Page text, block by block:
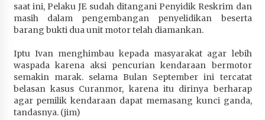
saat ini, Pelaku JE sudah ditangani Penyidik Reskrim dan
masih dalam pengembangan penyelidikan beserta
barang bukti dua unit motor telah diamankan.
Iptu Ivan menghimbau kepada masyarakat agar lebih
waspada karena aksi pencurian kendaraan bermotor
semakin marak. selama Bulan September ini tercatat
belasan kasus Curanmor, karena itu dirinya berharap
agar pemilik kendaraan dapat memasang kunci ganda,
tandasnya. (jim)